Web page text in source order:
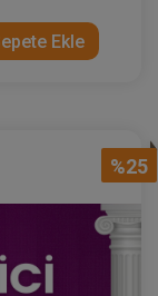
Ekle
%25